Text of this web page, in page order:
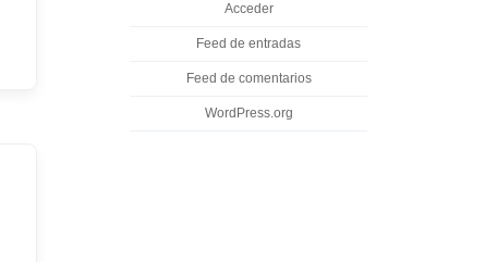
Acceder
Feed de entradas
Feed de comentarios
WordPress.org